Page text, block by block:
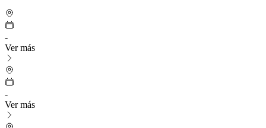
-
Ver más
-
Ver más